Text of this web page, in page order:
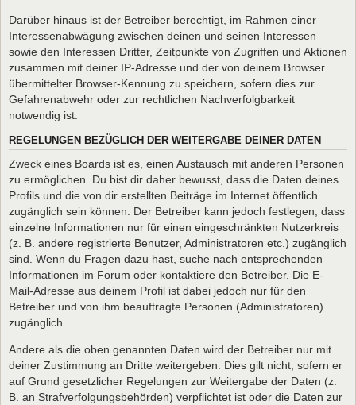
Darüber hinaus ist der Betreiber berechtigt, im Rahmen einer
Interessenabwägung zwischen deinen und seinen Interessen
sowie den Interessen Dritter, Zeitpunkte von Zugriffen und Aktionen
zusammen mit deiner IP-Adresse und der von deinem Browser
übermittelter Browser-Kennung zu speichern, sofern dies zur
Gefahrenabwehr oder zur rechtlichen Nachverfolgbarkeit
notwendig ist.
REGELUNGEN BEZÜGLICH DER WEITERGABE DEINER DATEN
Zweck eines Boards ist es, einen Austausch mit anderen Personen
zu ermöglichen. Du bist dir daher bewusst, dass die Daten deines
Profils und die von dir erstellten Beiträge im Internet öffentlich
zugänglich sein können. Der Betreiber kann jedoch festlegen, dass
einzelne Informationen nur für einen eingeschränkten Nutzerkreis
(z. B. andere registrierte Benutzer, Administratoren etc.) zugänglich
sind. Wenn du Fragen dazu hast, suche nach entsprechenden
Informationen im Forum oder kontaktiere den Betreiber. Die E-
Mail-Adresse aus deinem Profil ist dabei jedoch nur für den
Betreiber und von ihm beauftragte Personen (Administratoren)
zugänglich.
Andere als die oben genannten Daten wird der Betreiber nur mit
deiner Zustimmung an Dritte weitergeben. Dies gilt nicht, sofern er
auf Grund gesetzlicher Regelungen zur Weitergabe der Daten (z.
B. an Strafverfolgungsbehörden) verpflichtet ist oder die Daten zur